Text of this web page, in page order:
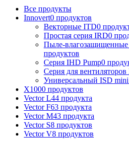
Все продукты
Innovert0 продуктов
Векторные ITD0
Простая серия IRD0
Пыле-влагозащищенные
продуктов
Серия IHD Pump0
Серия для
Универсальный ISD
X1000 продуктов
Vector L44 продукта
Vector F63 продукта
Vector M43 продукта
Vector S8 продуктов
Vector V8 продуктов